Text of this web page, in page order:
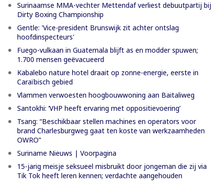
Surinaamse MMA-vechter Mettendaf verliest debuutpartij bij
Dirty Boxing Championship
Gentle: 'Vice-president Brunswijk zit achter ontslag
hoofdinspecteurs'
Fuego-vulkaan in Guatemala blijft as en modder spuwen;
1.700 mensen geëvacueerd
Kabalebo nature hotel draait op zonne-energie, eerste in
Caraïbisch gebied
Vlammen verwoesten hoogbouwwoning aan Baitaliweg
Santokhi: ‘VHP heeft ervaring met oppositievoering’
Tsang: “Beschikbaar stellen machines en operators voor
brand Charlesburgweg gaat ten koste van werkzaamheden
OWRO”
Suriname Nieuws | Voorpagina
15-jarig meisje seksueel misbruikt door jongeman die zij via
Tik Tok heeft leren kennen; verdachte aangehouden